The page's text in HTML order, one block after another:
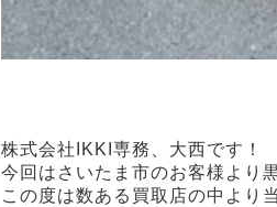
株式会社IKKI専務、大西です！
今回はさいたま市のお客様より
この度は数ある買取店の中より